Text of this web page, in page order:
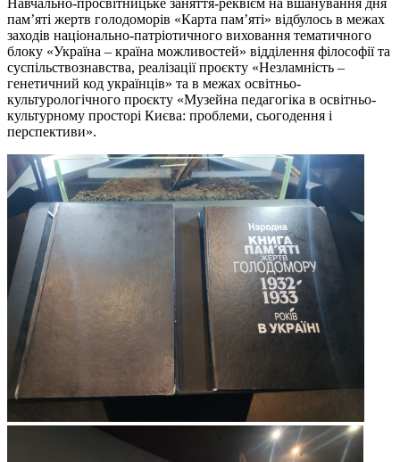
пам’яті жертв голодоморів «Карта пам’яті» відбулось в межах
заходів національно-патріотичного виховання тематичного
блоку «Україна – країна можливостей» відділення філософії та
суспільствознавства, реалізації проєкту «Незламність –
генетичний код українців» та в межах освітньо-
культурологічного проєкту «Музейна педагогіка в освітньо-
культурному просторі Києва: проблеми, сьогодення і
перспективи».